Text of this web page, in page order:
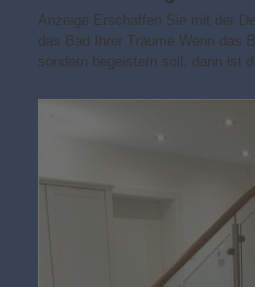
Anzeige Erschaffen Sie mit der
das Bad Ihrer Träume Wenn das
sondern begeistern soll, dann ist